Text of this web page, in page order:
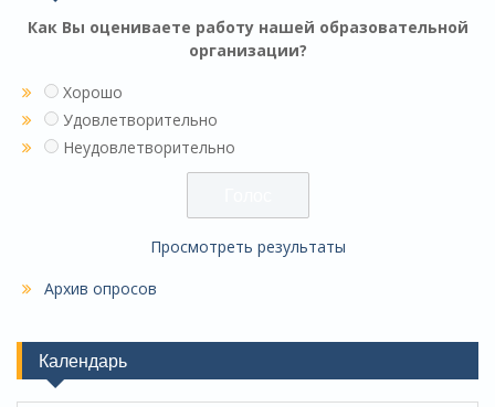
Как Вы оцениваете работу нашей образовательной
организации?
Хорошо
Удовлетворительно
Неудовлетворительно
Просмотреть результаты
Архив опросов
Календарь